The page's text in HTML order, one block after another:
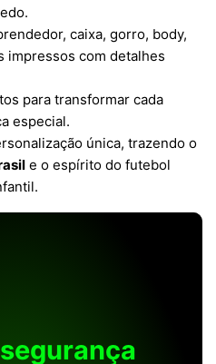
caixa, gorro, body,
impressos com detalhes
para transformar cada
especial.
única, trazendo o
e o espírito do futebol